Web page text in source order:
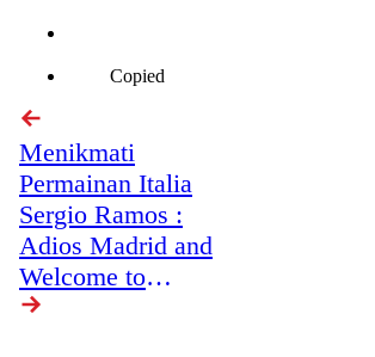
Copied
Menikmati
Permainan Italia
Sergio Ramos :
Adios Madrid and
Welcome to
Manchester?